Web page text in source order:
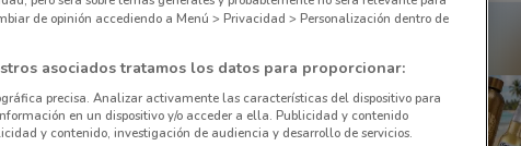
de opinión accediendo a Menú > Privacidad > Personalización dentro de
asociados tratamos los datos para proporcionar:
precisa. Analizar activamente las características del dispositivo para
en un dispositivo y/o acceder a ella. Publicidad y contenido
y contenido, investigación de audiencia y desarrollo de servicios.